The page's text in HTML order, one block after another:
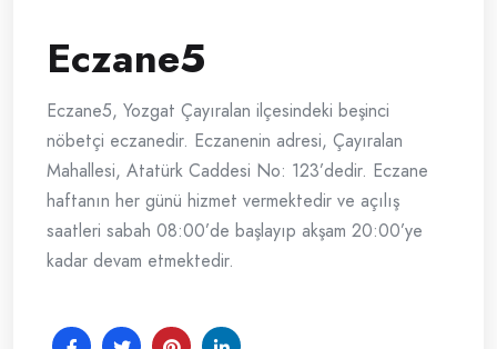
Eczane5
Eczane5, Yozgat Çayıralan ilçesindeki beşinci
nöbetçi eczanedir. Eczanenin adresi, Çayıralan
Mahallesi, Atatürk Caddesi No: 123’dedir. Eczane
haftanın her günü hizmet vermektedir ve açılış
saatleri sabah 08:00’de başlayıp akşam 20:00’ye
kadar devam etmektedir.